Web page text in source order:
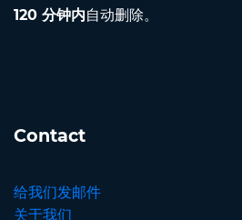
120 分钟内自动删除。
Contact
给我们发邮件
关于我们